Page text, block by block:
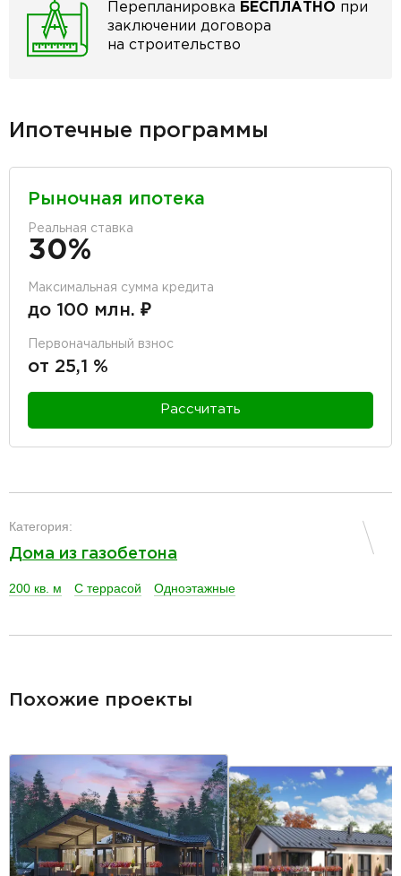
Перепланировка БЕСПЛАТНО при
заключении договора
на строительство
Ипотечные программы
Рыночная ипотека
Реальная ставка
30%
Максимальная сумма кредита
до 100 млн. ₽
Первоначальный взнос
от 25,1 %
Рассчитать
Категория:
Дома из газобетона
200 кв. м С террасой Одноэтажные
Похожие проекты